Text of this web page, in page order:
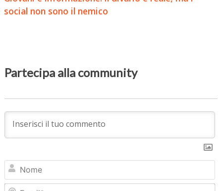
social non sono il nemico
Partecipa alla community